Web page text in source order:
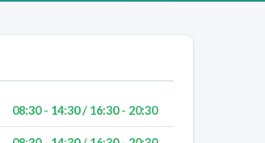
08:30 - 14:30 / 16:30 - 20:30